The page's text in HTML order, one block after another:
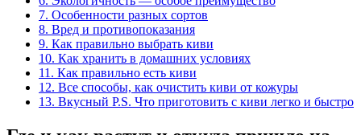
7. Особенности разных сортов
8. Вред и противопоказания
9. Как правильно выбрать киви
10. Как хранить в домашних условиях
11. Как правильно есть киви
12. Все способы, как очистить киви от кожуры
13. Вкусный P.S. Что приготовить с киви легко и быстро